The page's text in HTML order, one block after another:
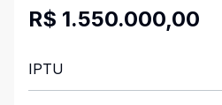
R$ 1.550.000,00
IPTU